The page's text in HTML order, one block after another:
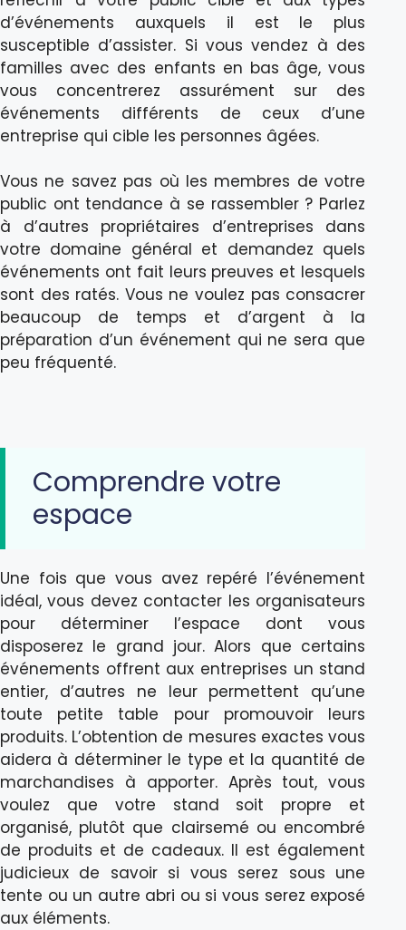
d’événements auxquels il est le plus
susceptible d’assister. Si vous vendez à des
familles avec des enfants en bas âge, vous
vous concentrerez assurément sur des
événements différents de ceux d’une
entreprise qui cible les personnes âgées.
Vous ne savez pas où les membres de votre
public ont tendance à se rassembler ? Parlez
à d’autres propriétaires d’entreprises dans
votre domaine général et demandez quels
événements ont fait leurs preuves et lesquels
sont des ratés. Vous ne voulez pas consacrer
beaucoup de temps et d’argent à la
préparation d’un événement qui ne sera que
peu fréquenté.
Comprendre votre
espace
Une fois que vous avez repéré l’événement
idéal, vous devez contacter les organisateurs
pour déterminer l’espace dont vous
disposerez le grand jour. Alors que certains
événements offrent aux entreprises un stand
entier, d’autres ne leur permettent qu’une
toute petite table pour promouvoir leurs
produits. L’obtention de mesures exactes vous
aidera à déterminer le type et la quantité de
marchandises à apporter. Après tout, vous
voulez que votre stand soit propre et
organisé, plutôt que clairsemé ou encombré
de produits et de cadeaux. Il est également
judicieux de savoir si vous serez sous une
tente ou un autre abri ou si vous serez exposé
aux éléments.